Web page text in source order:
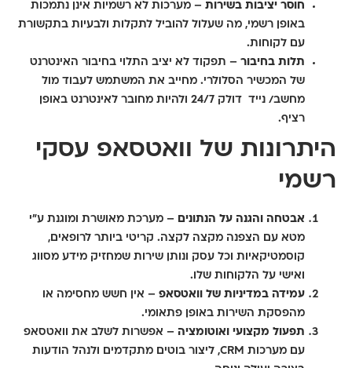
חוסר יציבות בשירות – מערכות לא רשמיות אינן נתמכות
באופן רשמי, מה שעלול להוביל לתקלות ולבעיות בתקשורת
עם לקוחות.
תלות בחיבור – תפקוד לא יציב התלוי בחיבור האינטרנט
של המכשיר הסלולרי. מחייב את המשתמש לעבוד מול
מחשב/ נייד דולק 24/7 ולהיות מחובר לאינטרנט באופן
רציף.
היתרונות של וואטסאפ עסקי
רשמי
אבטחה והגנה על הנתונים
– מערכת מאושרת ומוגנת ע"י
מטא עם הצפנה מקצה לקצה. קריטי ביותר לרופאים,
קוסמטיקאיות וכל עסק ונותן שירות שמחזיק מידע מסווג
ואישי על הלקוחות שלו.
עמידה במדיניות של וואטסאפ – אין חשש מחסימה או
מהפסקת השירות באופן פתאומי.
תפעול מקצועי ואוטומציה – אפשרות לשלב את וואטסאפ
עם מערכות CRM, ליצור בוטים מתקדמים ולנהל הודעות